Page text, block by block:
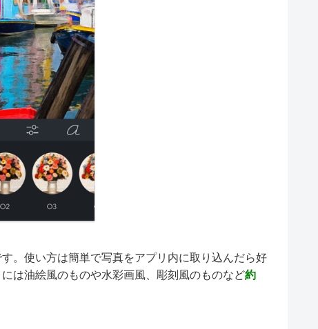
。使い方は簡単で写真をアプリ内に取り込んだら好
は油絵風のものや水彩画風、彫刻風のものなど約